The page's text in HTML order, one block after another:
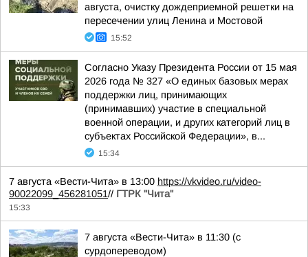
августа, очистку дождеприемной решетки на
пересечении улиц Ленина и Мостовой
15:52
Согласно Указу Президента России от 15 мая
2026 года № 327 «О единых базовых мерах
поддержки лиц, принимающих
(принимавших) участие в специальной
военной операции, и других категорий лиц в
субъектах Российской Федерации», в...
15:34
7 августа «Вести-Чита» в 13:00 https://vkvideo.ru/video-
90022099_456281051// ГТРК "Чита"
15:33
7 августа «Вести-Чита» в 11:30 (с
сурдопереводом)